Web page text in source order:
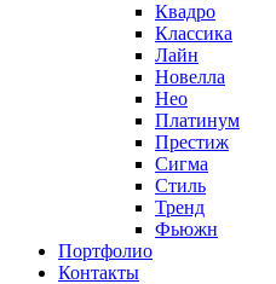
Квадро
Классика
Лайн
Новелла
Нео
Платинум
Престиж
Сигма
Стиль
Тренд
Фьюжн
Портфолио
Контакты